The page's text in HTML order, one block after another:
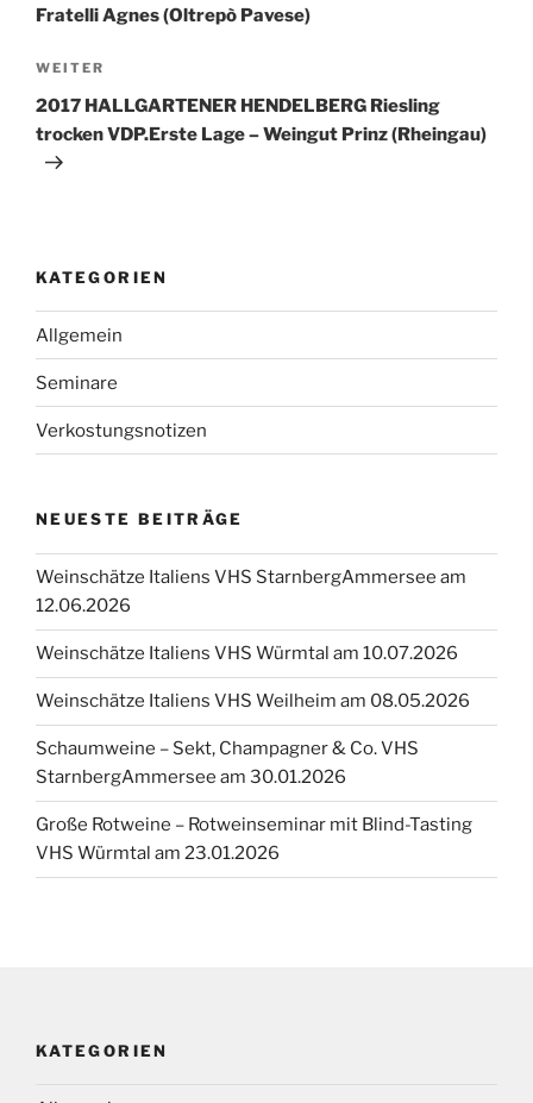
Fratelli Agnes (Oltrepò Pavese)
Nächster
Beitrag
WEITER
2017 HALLGARTENER HENDELBERG Riesling
trocken VDP.Erste Lage – Weingut Prinz (Rheingau)
KATEGORIEN
Allgemein
Seminare
Verkostungsnotizen
NEUESTE BEITRÄGE
Weinschätze Italiens VHS StarnbergAmmersee am
12.06.2026
Weinschätze Italiens VHS Würmtal am 10.07.2026
Weinschätze Italiens VHS Weilheim am 08.05.2026
Schaumweine – Sekt, Champagner & Co. VHS
StarnbergAmmersee am 30.01.2026
Große Rotweine – Rotweinseminar mit Blind-Tasting
VHS Würmtal am 23.01.2026
KATEGORIEN